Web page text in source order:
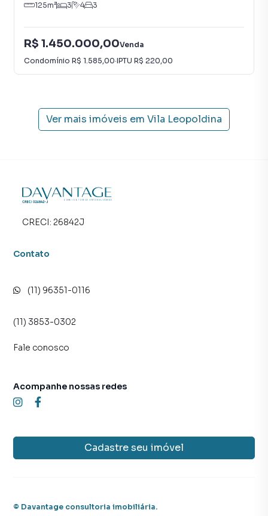
125m² 3 4 3
R$ 1.450.000,00Venda
Condomínio R$ 1.585,00·IPTU R$ 220,00
Ver mais imóveis em Vila Leopoldina
CRECI: 26842J
Contato
(11) 96351-0116
(11) 3853-0302
Fale conosco
Cadastre seu imóvel
Acompanhe nossas redes
© Davantage consultoria imobiliária.